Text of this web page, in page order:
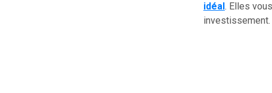
idéal. Elles
investissement.